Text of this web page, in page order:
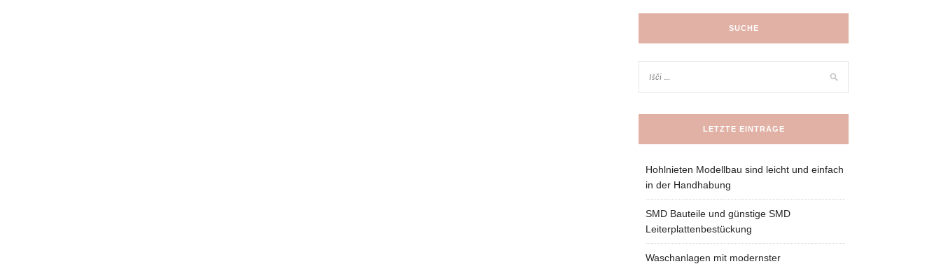
SUCHE
LETZTE EINTRÄGE
Hohlnieten Modellbau sind leicht und einfach
in der Handhabung
SMD Bauteile und günstige SMD
Leiterplattenbestückung
Waschanlagen mit modernster